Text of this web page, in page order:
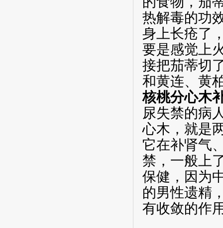
热解毒的功
身上长疮了
要是感觉上
接把茄蒂切
和黄连、黄
核桃分心木
尿失禁的病
心木，就是
它在补肾气
禁，一般上
保健，因为
的男性遗精
有收敛的作